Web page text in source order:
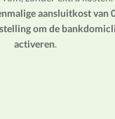
aansluitkost van
om de
activeren.